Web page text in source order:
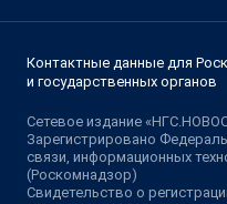
Контактные данные для
и государственных органов
Сетевое издание
Зарегистрировано
связи, информационных
(Роскомнадзор)
Свидетельство о